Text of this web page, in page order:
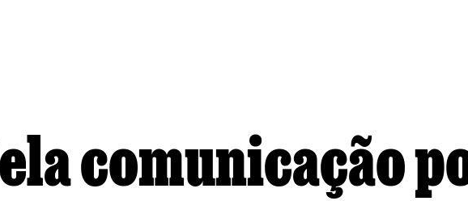
comunicação